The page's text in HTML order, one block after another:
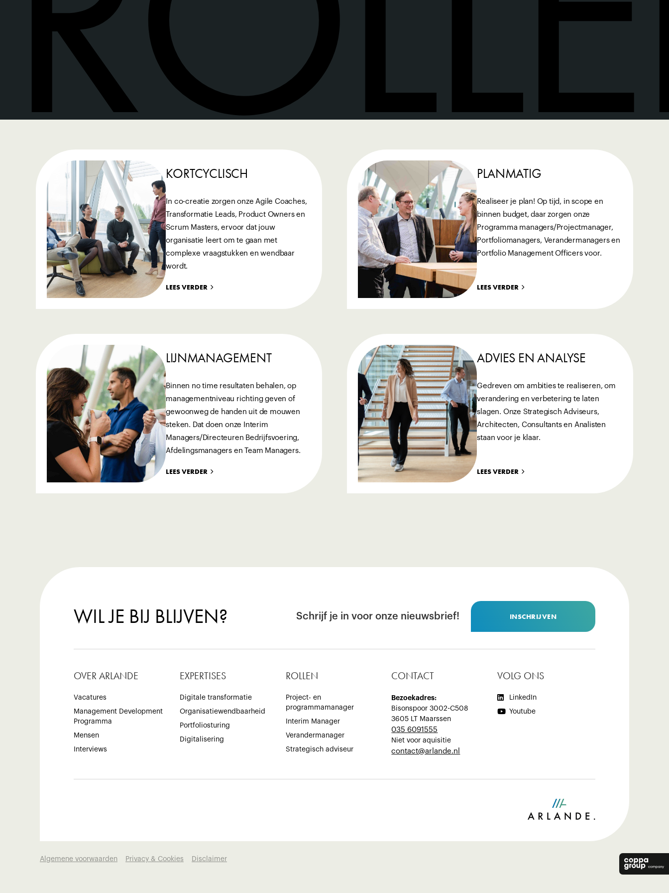
KORTCYCLISCH
In co-creatie zorgen onze Agile Coaches,
Transformatie Leads, Product Owners en
Scrum Masters, ervoor dat jouw
organisatie leert om te gaan met
complexe vraagstukken en wendbaar
wordt.
LEES VERDER
PLANMATIG
Realiseer je plan! Op tijd, in scope en
binnen budget, daar zorgen onze
Programma managers/Projectmanager,
Portfoliomanagers, Verandermanagers en
Portfolio Management Officers voor.
LEES VERDER
LIJNMANAGEMENT
Binnen no time resultaten behalen, op
managementniveau richting geven of
gewoonweg de handen uit de mouwen
steken. Dat doen onze Interim
Managers/Directeuren Bedrijfsvoering,
Afdelingsmanagers en Team Managers.
LEES VERDER
ADVIES EN ANALYSE
Gedreven om ambities te realiseren, om
verandering en verbetering te laten
slagen. Onze Strategisch Adviseurs,
Architecten, Consultants en Analisten
staan voor je klaar.
LEES VERDER
WIL JE BIJ BLIJVEN? Schrijf je in voor onze nieuwsbrief! INSCHRIJVEN
OVER ARLANDE
Vacatures
Management Development
Programma
Mensen
Interviews
EXPERTISES
Digitale transformatie
Organisatiewendbaarheid
Portfoliosturing
Digitalisering
ROLLEN
Project- en
programmamanager
Interim Manager
Verandermanager
Strategisch adviseur
CONTACT
Bezoekadres:
Bisonspoor 3002-C508
3605 LT Maarssen
035 6091555
Niet voor aquisitie
‍contact@arlande.nl
VOLG ONS
 LinkedIn
 Youtube
Algemene voorwaarden Privacy & Cookies Disclaimer